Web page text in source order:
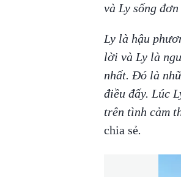
và Ly sống
Ly là hậu
lời và Ly là
nhất. Đó là
điều đấy. Lúc
trên tình cảm
chia sẻ.